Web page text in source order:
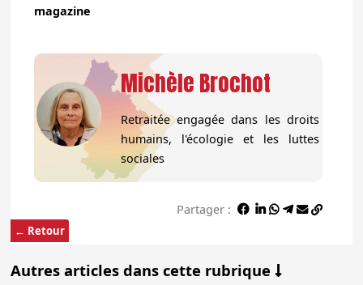
← Retour
magazine
Michèle Brochot
Retraitée engagée dans les droits
humains, l'écologie et les luttes
sociales
Partager :
Autres articles dans cette rubrique